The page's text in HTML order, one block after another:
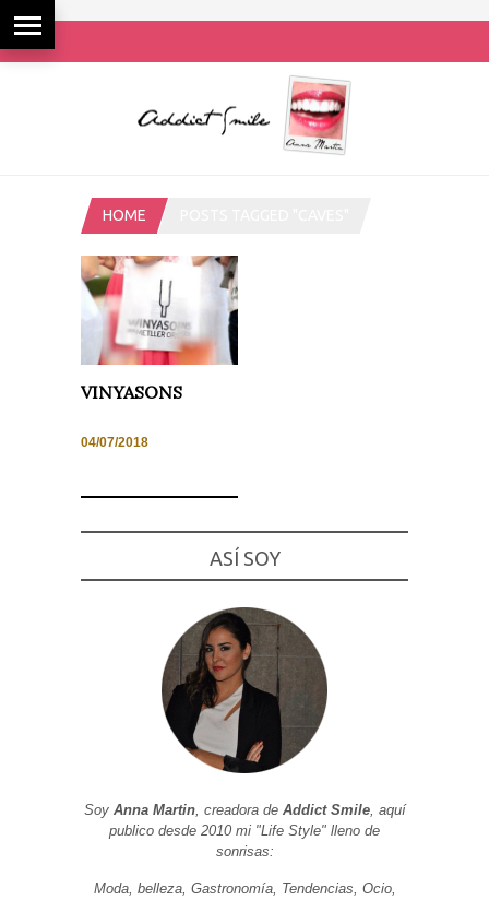
HOME
VINYASONS
04/07/2018
ASÍ SOY
Soy Anna Martin, creadora de Addict Smile, aquí
publico desde 2010 mi "Life Style" lleno de
sonrisas:
Moda, belleza, Gastronomía, Tendencias, Ocio,
podamos
de la web, en